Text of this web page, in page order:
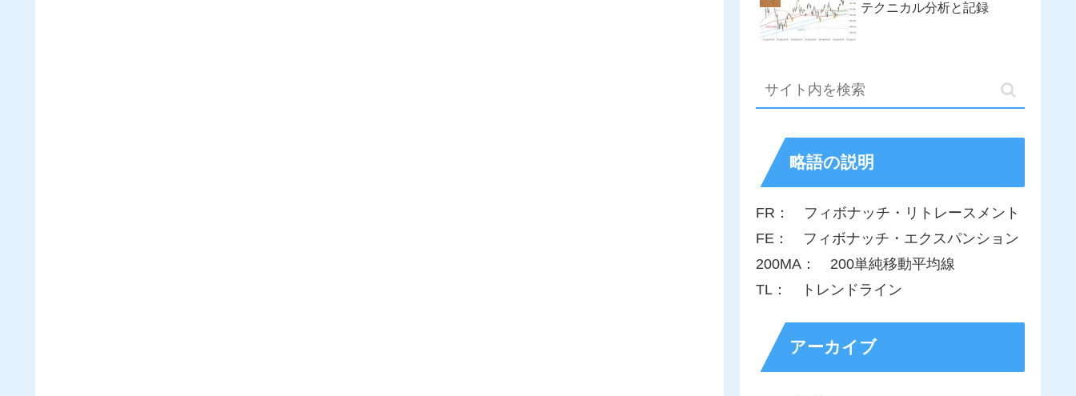
テクニカル分析と記録
略語の説明
FR： フィボナッチ・リトレースメント
FE： フィボナッチ・エクスパンション
200MA： 200単純移動平均線
TL： トレンドライン
アーカイブ